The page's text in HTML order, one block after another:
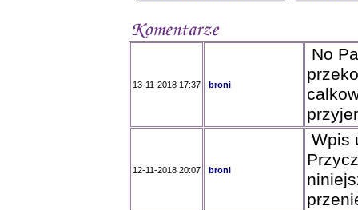
13-11-2018 17:37 broni
No
12-11-2018 20:07 broni
Wpis